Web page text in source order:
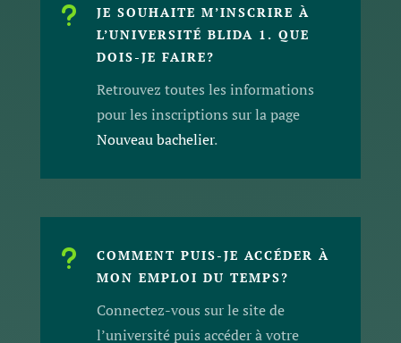
u
JE SOUHAITE M’INSCRIRE À
L’UNIVERSITÉ BLIDA 1. QUE
DOIS-JE FAIRE?
Retrouvez toutes les informations
pour les inscriptions sur la page
Nouveau bachelier.
u
COMMENT PUIS-JE ACCÉDER À
MON EMPLOI DU TEMPS?
Connectez-vous sur le site de
l’université puis accéder à votre